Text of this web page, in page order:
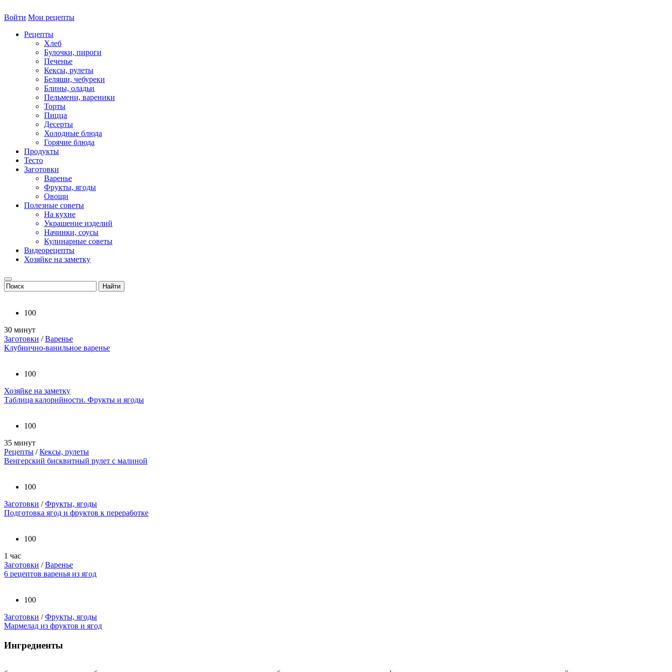
Войти Мои рецепты
Рецепты
Хлеб
Булочки, пироги
Печенье
Кексы, рулеты
Беляши, чебуреки
Блины, оладьи
Пельмени, вареники
Торты
Пицца
Десерты
Холодные блюда
Горячие блюда
Продукты
Тесто
Заготовки
Варенье
Фрукты, ягоды
Овощи
Полезные советы
На кухне
Украшение изделий
Начинки, соусы
Кулинарные советы
Видеорецепты
Хозяйке на заметку
100
30 минут
Заготовки /Варенье
Клубнично-ванильное варенье
100
Хозяйке на заметку
Таблица калорийности. Фрукты и ягоды
100
35 минут
Рецепты /Кексы, рулеты
Венгерский бисквитный рулет с малиной
100
Заготовки /Фрукты, ягоды
Подготовка ягод и фруктов к переработке
100
1 час
Заготовки /Варенье
6 рецептов варенья из ягод
100
Заготовки /Фрукты, ягоды
Мармелад из фруктов и ягод
Ингредиенты